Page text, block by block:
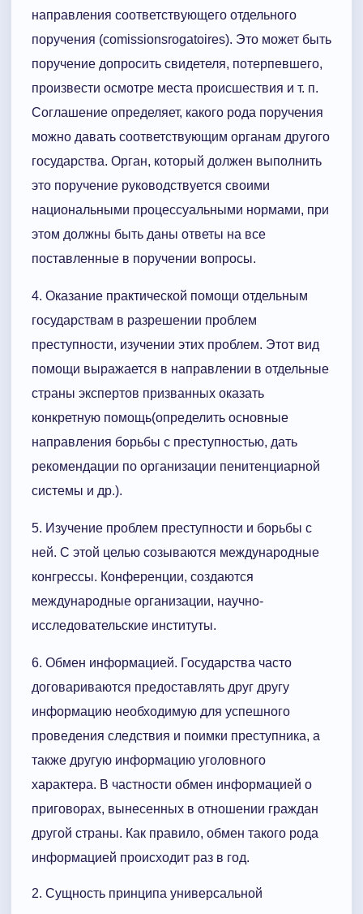
направления соответствующего отдельного
поручения (comissionsrogatoires). Это может быть
поручение допросить свидетеля, потерпевшего,
произвести осмотре места происшествия и т. п.
Соглашение определяет, какого рода поручения
можно давать соответствующим органам другого
государства. Орган, который должен выполнить
это поручение руководствуется своими
национальными процессуальными нормами, при
этом должны быть даны ответы на все
поставленные в поручении вопросы.
4. Оказание практической помощи отдельным
государствам в разрешении проблем
преступности, изучении этих проблем. Этот вид
помощи выражается в направлении в отдельные
страны экспертов призванных оказать
конкретную помощь(определить основные
направления борьбы с преступностью, дать
рекомендации по организации пенитенциарной
системы и др.).
5. Изучение проблем преступности и борьбы с
ней. С этой целью созываются международные
конгрессы. Конференции, создаются
международные организации, научно-
исследовательские институты.
6. Обмен информацией. Государства часто
договариваются предоставлять друг другу
информацию необходимую для успешного
проведения следствия и поимки преступника, а
также другую информацию уголовного
характера. В частности обмен информацией о
приговорах, вынесенных в отношении граждан
другой страны. Как правило, обмен такого рода
информацией происходит раз в год.
2. Сущность принципа универсальной